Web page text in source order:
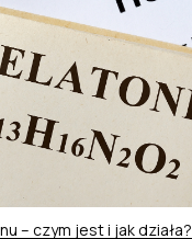
– czym jest i jak działa?